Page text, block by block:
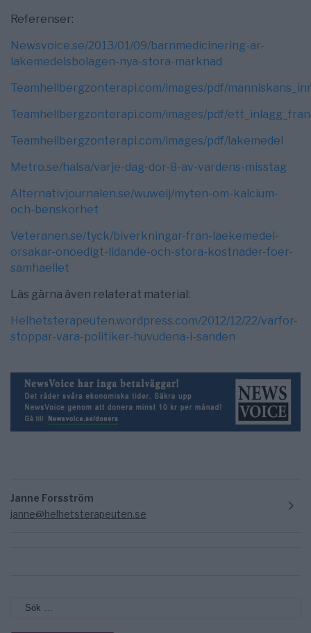
Referenser:
Newsvoice.se/2013/01/09/barnmedicinering-ar-
lakemedelsbolagen-nya-stora-marknad
Teamhellbergzonterapi.com/images/pdf/
Teamhellbergzonterapi.com/images/pdf/
Teamhellbergzonterapi.com/images/pdf/lakemedel
Metro.se/halsa/varje-dag-dor-8-av-vardens-misstag
Alternativjournalen.se/wuweij/myten-om-kalcium-
och-benskorhet
Veteranen.se/tyck/biverkningar-fran-laekemedel-
orsakar-onoedigt-lidande-och-stora-kostnader-foer-
samhaellet
Läs gärna även relaterat material:
Helhetsterapeuten.wordpress.com/2012/12/22/varfor-
stoppar-vara-politiker-huvudena-i-sanden
Janne Forsström
janne@helhetsterapeuten.se